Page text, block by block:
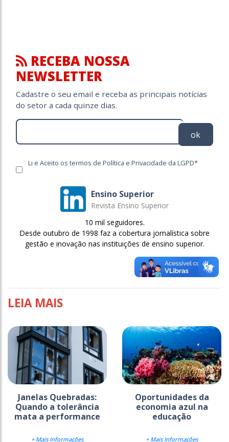
RECEBA NOSSA
NEWSLETTER
Cadastre o seu email e receba as principais notícias
do setor a cada quinze dias.
ok
Li e Aceito os termos de Política e Privacidade da LGPD*
Ensino Superior
Revista Ensino Superior
10 mil seguidores.
Desde outubro de 1998 faz a cobertura jornalística sobre
gestão e inovação nas instituições de ensino superior.
LEIA MAIS
Janelas Quebradas:
Quando a tolerância
mata a performance
+ Mais Informações
Oportunidades da
economia azul na
educação
+ Mais Informações